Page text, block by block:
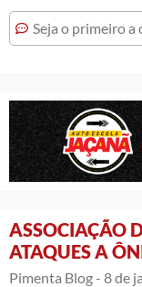
Seja o primeiro a
ASSOCIAÇÃO
ATAQUES A
Pimenta Blog - 8 de